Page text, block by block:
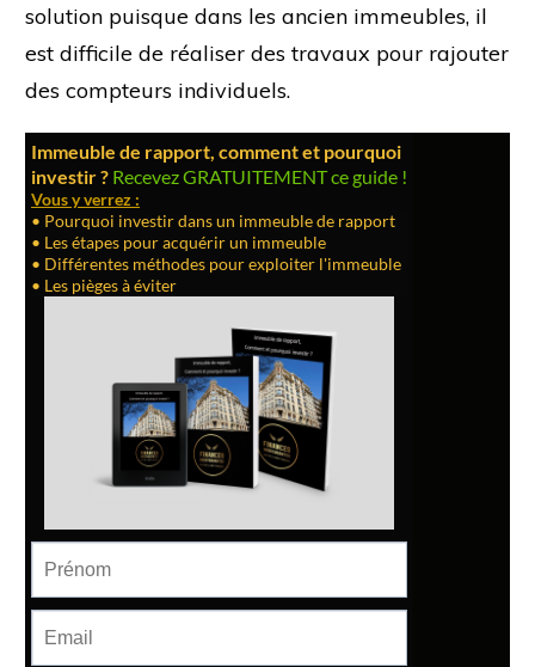
solution puisque dans les ancien immeubles, il
est difficile de réaliser des travaux pour rajouter
des compteurs individuels.